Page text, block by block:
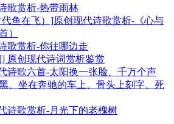
歌赏析-热带雨林
鱼在飞）]原创现代诗歌赏析-《心与
）
歌赏析-你往哪边走
原创现代诗词赏析鉴赏
诗歌六首-太阳换一张脸、千万个声
、坐在奔驰的车上、骨头上刻字、死
诗歌赏析-月光下的老槐树